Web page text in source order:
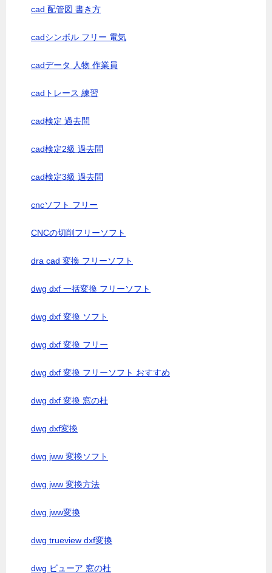
cad 配管図 書き方
cadシンボル フリー 電気
cadデータ 人物 作業員
cadトレース 練習
cad検定 過去問
cad検定2級 過去問
cad検定3級 過去問
cncソフト フリー
CNCの切削フリーソフト
dra cad 変換 フリーソフト
dwg dxf 一括変換 フリーソフト
dwg dxf 変換 ソフト
dwg dxf 変換 フリー
dwg dxf 変換 フリーソフト おすすめ
dwg dxf 変換 窓の杜
dwg dxf変換
dwg jww 変換ソフト
dwg jww 変換方法
dwg jww変換
dwg trueview dxf変換
dwg ビューア 窓の杜